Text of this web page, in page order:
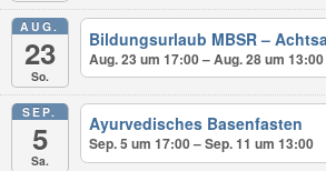
AUG.
23
So.
Bildungsurlaub MBSR –
Aug. 23 um 17:00 – Aug. 28 um 13:00
SEP.
5
Sa.
Ayurvedisches Basenfasten
Sep. 5 um 17:00 – Sep. 11 um 13:00